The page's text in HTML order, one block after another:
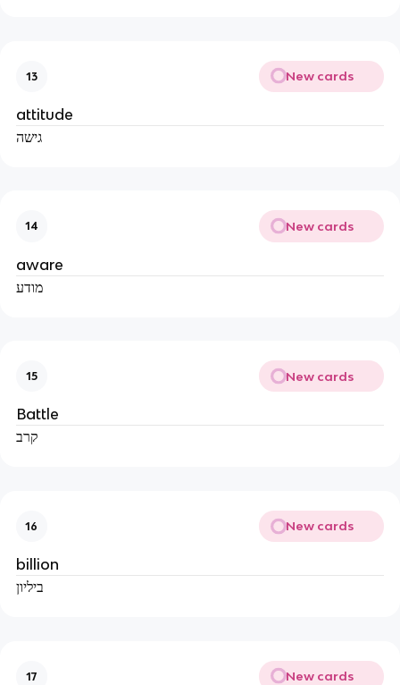
13 New cards
attitude
גישה
14 New cards
aware
מודע
15 New cards
Battle
קרב
16 New cards
billion
ביליון
17 New cards